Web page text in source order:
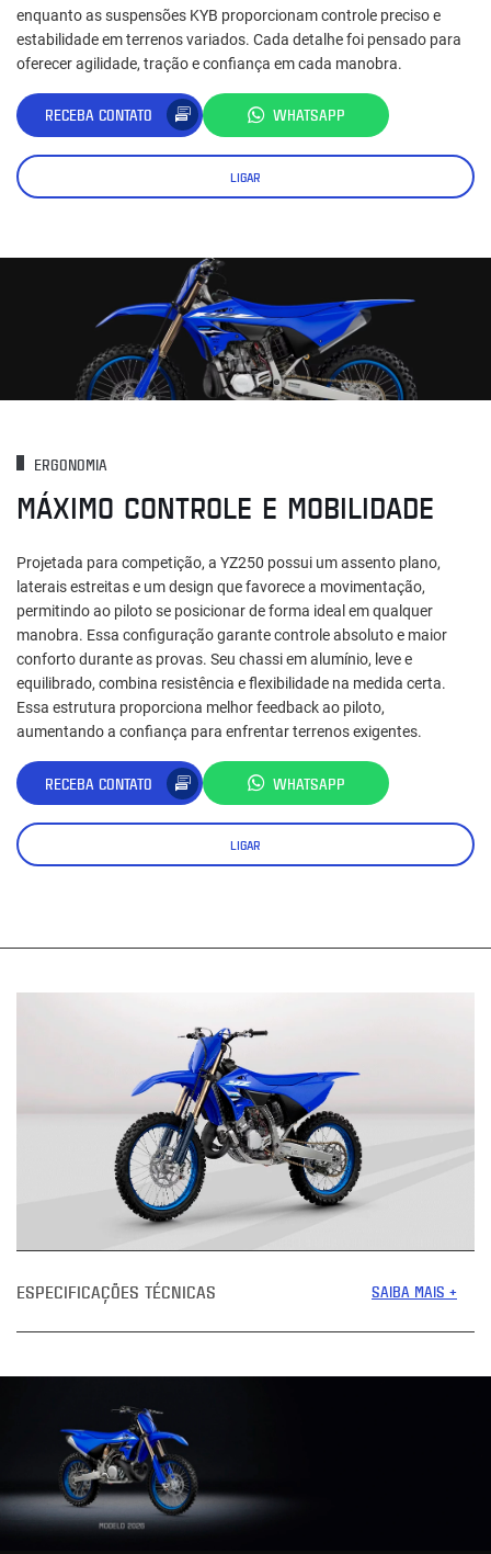
enquanto as suspensões KYB proporcionam controle preciso e
estabilidade em terrenos variados. Cada detalhe foi pensado para
oferecer agilidade, tração e confiança em cada manobra.
RECEBA CONTATO WHATSAPP
LIGAR
ERGONOMIA
MÁXIMO CONTROLE E MOBILIDADE
Projetada para competição, a YZ250 possui um assento plano,
laterais estreitas e um design que favorece a movimentação,
permitindo ao piloto se posicionar de forma ideal em qualquer
manobra. Essa configuração garante controle absoluto e maior
conforto durante as provas. Seu chassi em alumínio, leve e
equilibrado, combina resistência e flexibilidade na medida certa.
Essa estrutura proporciona melhor feedback ao piloto,
aumentando a confiança para enfrentar terrenos exigentes.
RECEBA CONTATO WHATSAPP
LIGAR
ESPECIFICAÇÕES TÉCNICAS SAIBA MAIS +